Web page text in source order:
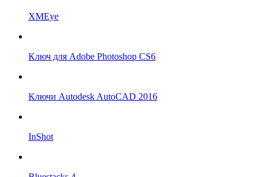
XMEye
Ключ для Adobe Photoshop CS6
Ключи Autodesk AutoCAD 2016
InShot